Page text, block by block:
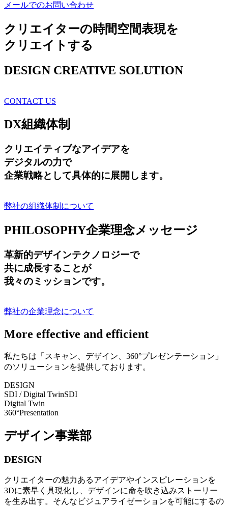
メールでのお問い合わせ
クリエイターの時間空間表現を
クリエイトする
DESIGN CREATIVE SOLUTION
CONTACT US
DX組織体制
クリエイティブなアイデアを
デジタルの力で
企業戦略として具体的に展開します。
弊社の組織体制について
PHILOSOPHY企業理念メッセージ
革新的デザインテクノロジーで
共に成長することが
我々のミッションです。
弊社の企業理念について
More effective and efficient
私たちは「スキャン、デザイン、360°プレゼンテーション」
のソリューションを提供しております。
DESIGN
SDI / Digital TwinSDI
Digital Twin
360°Presentation
デザイン事業部
DESIGN
クリエイターの魅力あるアイデアやインスピレーションを
3Dに素早く具現化し、デザインに命を吹き込みストーリー
を生み出す。そんなビジュアライゼーションを可能にするの